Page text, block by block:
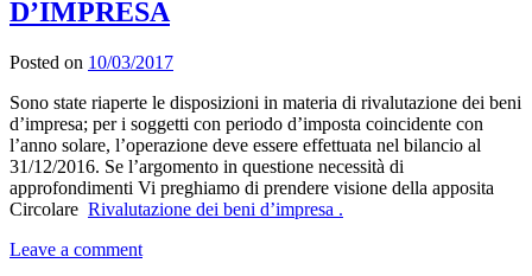
D’IMPRESA
Posted on 10/03/2017
Sono state riaperte le disposizioni in materia di rivalutazione dei beni
d’impresa; per i soggetti con periodo d’imposta coincidente con
l’anno solare, l’operazione deve essere effettuata nel bilancio al
31/12/2016. Se l’argomento in questione necessità di
approfondimenti Vi preghiamo di prendere visione della apposita
Circolare Rivalutazione dei beni d’impresa .
Leave a comment